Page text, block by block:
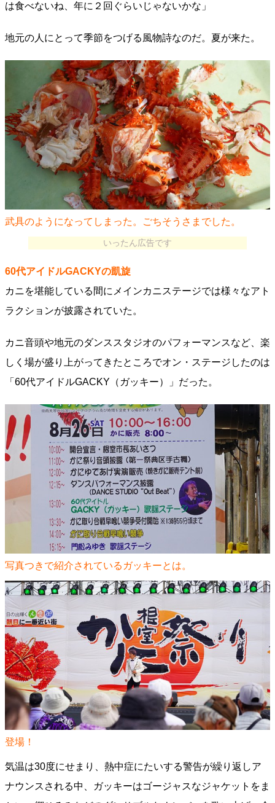
は食べないね、年に２回ぐらいじゃないかな」
地元の人にとって季節をつげる風物詩なのだ。夏が来た。
武具のようになってしまった。ごちそうさまでした。
いったん広告です
60代アイドルGACKYの凱旋
カニを堪能している間にメインカニステージでは様々なアト
ラクションが披露されていた。
カニ音頭や地元のダンススタジオのパフォーマンスなど、楽
しく場が盛り上がってきたところでオン・ステージしたのは
「60代アイドルGACKY（ガッキー）」だった。
写真つきで紹介されているガッキーとは。
登場！
気温は30度にせまり、熱中症にたいする警告が繰り返しア
ナウンスされる中、ガッキーはゴージャスなジャケットをま